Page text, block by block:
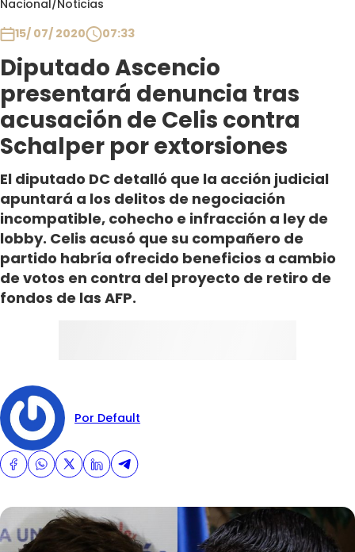
Nacional/Noticias
15/ 07/ 2020
07:33
Diputado Ascencio
presentará denuncia tras
acusación de Celis contra
Schalper por extorsiones
El diputado DC detalló que la acción judicial
apuntará a los delitos de negociación
incompatible, cohecho e infracción a ley de
lobby. Celis acusó que su compañero de
partido habría ofrecido beneficios a cambio
de votos en contra del proyecto de retiro de
fondos de las AFP.
Por Default
Club De La Comedia
Contigo en Directo
Plan Perfecto
El Tiempo
Sabingo
Todos Los Programas